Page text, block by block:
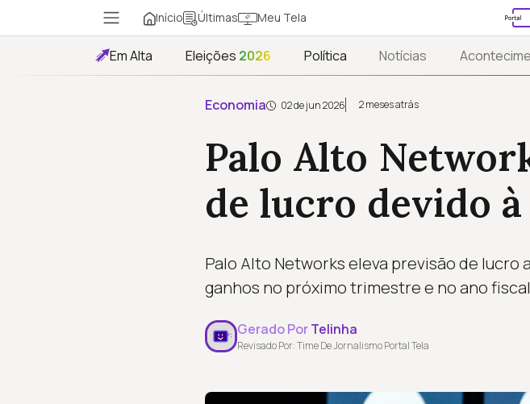
Início Últimas Meu Tela
Em Alta Eleições 2026 Política Notícias
Economia 02 de jun 2026 2 meses atrás
Palo Alto
de lucro devido
Palo Alto Networks eleva previsão de lucro
ganhos no próximo trimestre e no ano fiscal
Gerado PorTelinha
Revisado Por: Time De Jornalismo Portal Tela